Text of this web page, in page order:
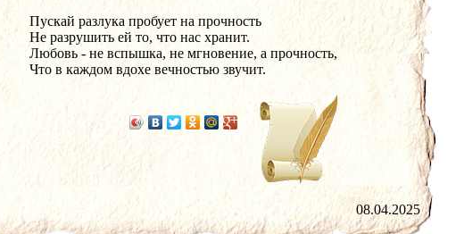
Пускай разлука пробует на прочность
Не разрушить ей то, что нас хранит.
Любовь - не вспышка, не мгновение, а прочность,
Что в каждом вдохе вечностью звучит.
08.04.2025